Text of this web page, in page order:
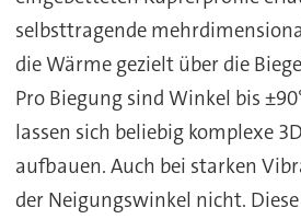
selbsttragende
die Wärme gezielt über die
Pro Biegung sind Winkel bis
lassen sich beliebig komplexe
aufbauen. Auch bei starken
der Neigungswinkel nicht.